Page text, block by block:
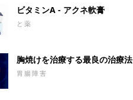
ビタミンA - アクネ軟膏
と薬
胸焼けを治療する最良の治療法
胃腸障害